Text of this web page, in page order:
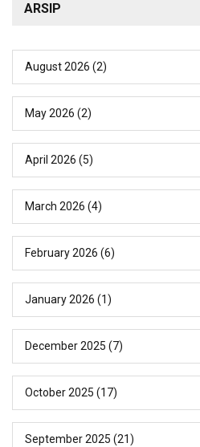
ARSIP
August 2026 (2)
May 2026 (2)
April 2026 (5)
March 2026 (4)
February 2026 (6)
January 2026 (1)
December 2025 (7)
October 2025 (17)
September 2025 (21)